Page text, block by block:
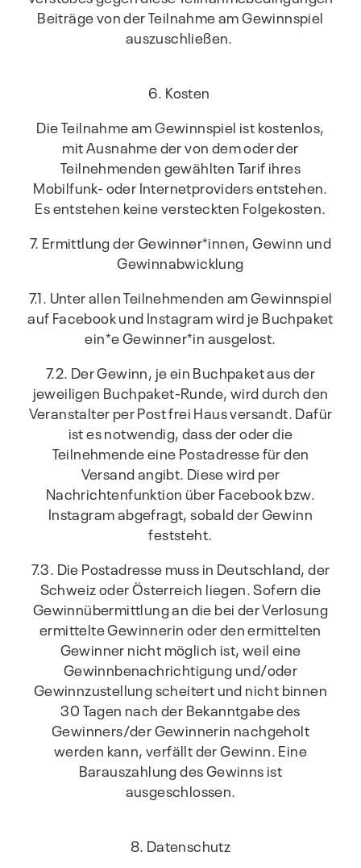
Beiträge von der Teilnahme am Gewinnspiel
auszuschließen.
6. Kosten
Die Teilnahme am Gewinnspiel ist kostenlos,
mit Ausnahme der von dem oder der
Teilnehmenden gewählten Tarif ihres
Mobilfunk- oder Internetproviders entstehen.
Es entstehen keine versteckten Folgekosten.
7. Ermittlung der Gewinner*innen, Gewinn und
Gewinnabwicklung
7.1. Unter allen Teilnehmenden am Gewinnspiel
auf Facebook und Instagram wird je Buchpaket
ein*e Gewinner*in ausgelost.
7.2. Der Gewinn, je ein Buchpaket aus der
jeweiligen Buchpaket-Runde, wird durch den
Veranstalter per Post frei Haus versandt. Dafür
ist es notwendig, dass der oder die
Teilnehmende eine Postadresse für den
Versand angibt. Diese wird per
Nachrichtenfunktion über Facebook bzw.
Instagram abgefragt, sobald der Gewinn
feststeht.
7.3. Die Postadresse muss in Deutschland, der
Schweiz oder Österreich liegen. Sofern die
Gewinnübermittlung an die bei der Verlosung
ermittelte Gewinnerin oder den ermittelten
Gewinner nicht möglich ist, weil eine
Gewinnbenachrichtigung und/oder
Gewinnzustellung scheitert und nicht binnen
30 Tagen nach der Bekanntgabe des
Gewinners/der Gewinnerin nachgeholt
werden kann, verfällt der Gewinn. Eine
Barauszahlung des Gewinns ist
ausgeschlossen.
8. Datenschutz